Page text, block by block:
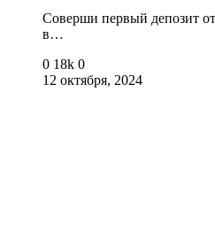
Соверши первый депозит
в…
0 18k 0
12 октября, 2024